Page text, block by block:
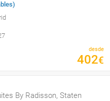
desde
402€
By Radisson, Staten